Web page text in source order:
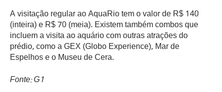
A visitação regular ao AquaRio tem o valor de R$ 140
(inteira) e R$ 70 (meia). Existem também combos que
incluem a visita ao aquário com outras atrações do
prédio, como a GEX (Globo Experience), Mar de
Espelhos e o Museu de Cera.
Fonte: G1